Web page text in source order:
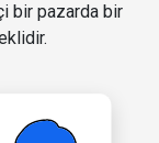
bir pazarda bir